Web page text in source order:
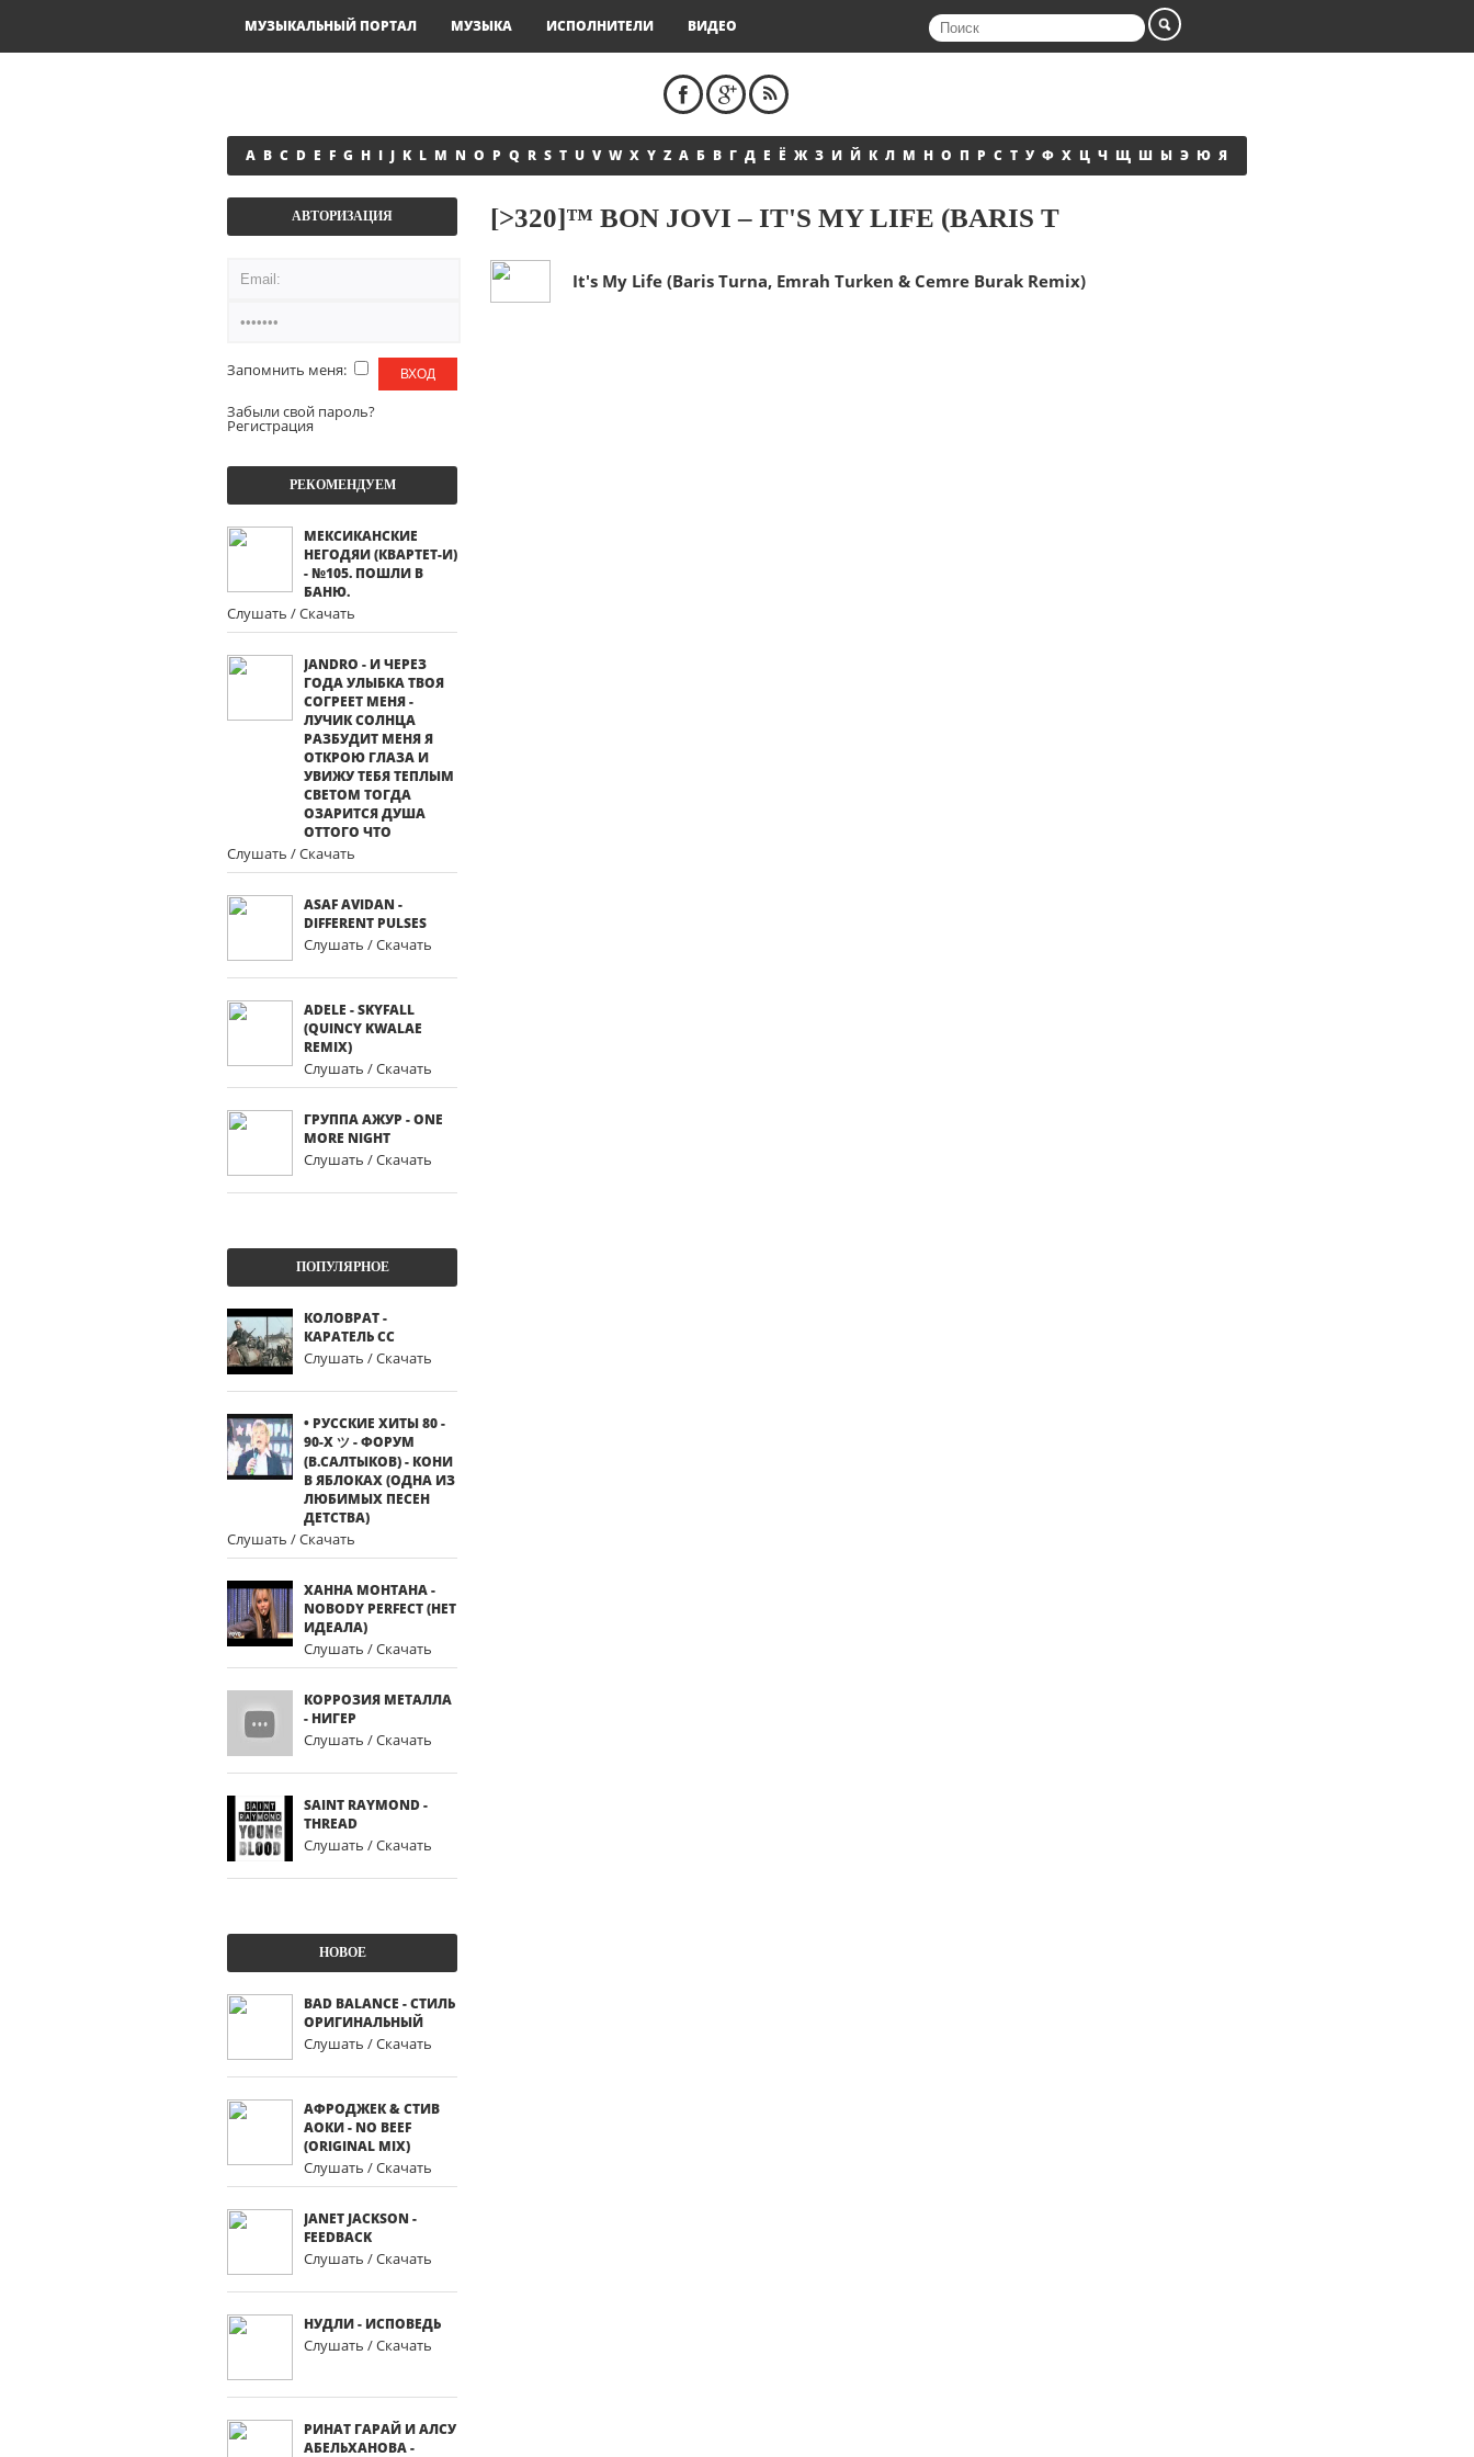
МУЗЫКАЛЬНЫЙ ПОРТАЛ МУЗЫКА ИСПОЛНИТЕЛИ ВИДЕО
A B C D E F G H I J K L M N O P Q R S T U V W X Y Z А Б В Г Д Е Ё Ж З И Й К Л М Н О П Р С Т У Ф Х Ц Ч Щ Ш Ы Э Ю Я
АВТОРИЗАЦИЯ
Запомнить меня:
Забыли свой пароль?
Регистрация
РЕКОМЕНДУЕМ
МЕКСИКАНСКИЕ
НЕГОДЯИ (КВАРТЕТ-И)
- №105. ПОШЛИ В
БАНЮ.
Слушать / Скачать
JANDRO - И ЧЕРЕЗ
ГОДА УЛЫБКА ТВОЯ
СОГРЕЕТ МЕНЯ -
ЛУЧИК СОЛНЦА
РАЗБУДИТ МЕНЯ Я
ОТКРОЮ ГЛАЗА И
УВИЖУ ТЕБЯ ТЕПЛЫМ
СВЕТОМ ТОГДА
ОЗАРИТСЯ ДУША
ОТТОГО ЧТО
Слушать / Скачать
ASAF AVIDAN -
DIFFERENT PULSES
Слушать / Скачать
ADELE - SKYFALL
(QUINCY KWALAE
REMIX)
Слушать / Скачать
ГРУППА АЖУР - ONE
MORE NIGHT
Слушать / Скачать
ПОПУЛЯРНОЕ
КОЛОВРАТ -
КАРАТЕЛЬ СС
Слушать / Скачать
• РУССКИЕ ХИТЫ 80 -
90-Х ツ - ФОРУМ
(В.САЛТЫКОВ) - КОНИ
В ЯБЛОКАХ (ОДНА ИЗ
ЛЮБИМЫХ ПЕСЕН
ДЕТСТВА)
Слушать / Скачать
ХАННА МОНТАНА -
NOBODY PERFECT (НЕТ
ИДЕАЛА)
Слушать / Скачать
КОРРОЗИЯ МЕТАЛЛА
- НИГЕР
Слушать / Скачать
SAINT RAYMOND -
THREAD
Слушать / Скачать
НОВОЕ
BAD BALANCE - СТИЛЬ
ОРИГИНАЛЬНЫЙ
Слушать / Скачать
АФРОДЖЕК & СТИВ
АОКИ - NO BEEF
(ORIGINAL MIX)
Слушать / Скачать
JANET JACKSON -
FEEDBACK
Слушать / Скачать
НУДЛИ - ИСПОВЕДЬ
Слушать / Скачать
РИНАТ ГАРАЙ И АЛСУ
АБЕЛЬХАНОВА -
[>320]™ BON JOVI – IT'S MY LIFE (BARIS T
It's My Life (Baris Turna, Emrah Turken & Cemre Burak Remix)